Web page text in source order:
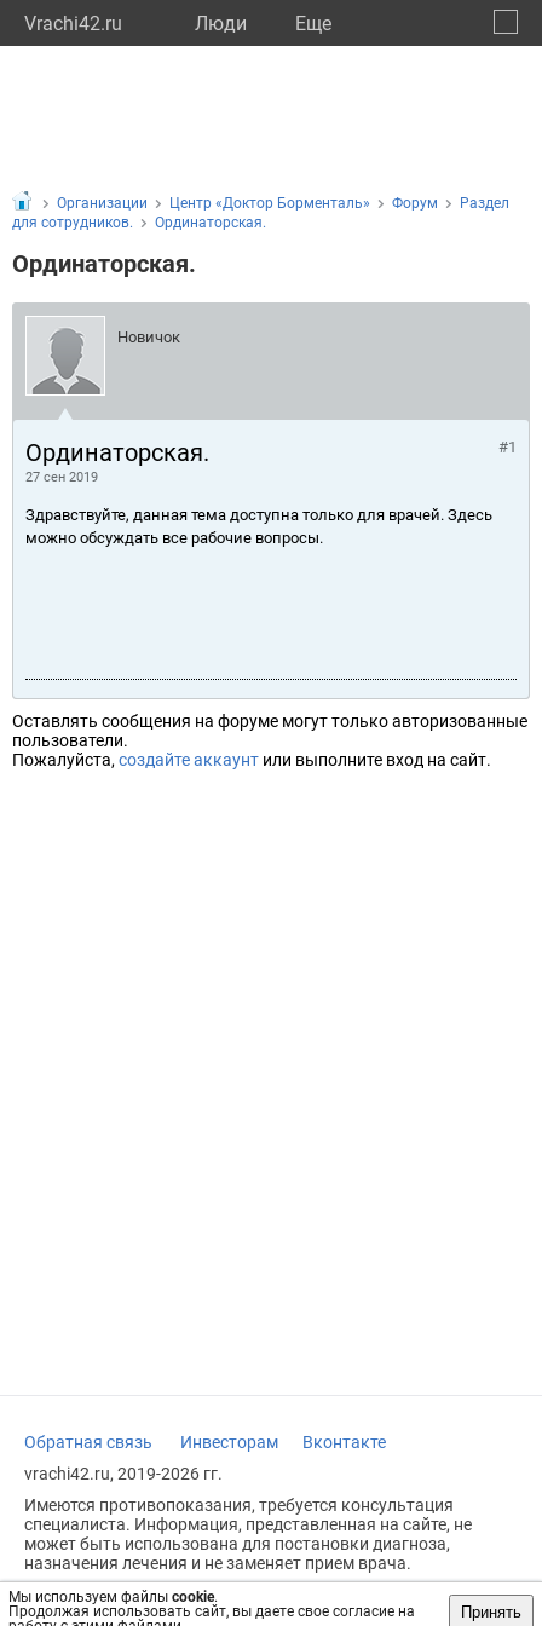
Vrachi42.ru Люди Eще
Мы используем файлы cookie.
Продолжая использовать сайт, вы даете свое согласие на
Принять
Организации Центр «Доктор Борменталь» Форум
Раздел
для сотрудников.
Ординаторская.
Ординаторская.
Новичок
Ординаторская.
27 сен 2019
#1
Здравствуйте, данная тема доступна только для врачей. Здесь
можно обсуждать все рабочие вопросы.
Оставлять сообщения на форуме могут только авторизованные
пользователи.
Пожалуйста, создайте аккаунт или выполните вход на сайт.
Обратная связь Инвесторам
Вконтакте
vrachi42.ru, 2019-2026 гг.
Имеются противопоказания, требуется консультация
специалиста. Информация, представленная на сайте, не
может быть использована для постановки диагноза,
назначения лечения и не заменяет прием врача.
Возрастное ограничение: 18+